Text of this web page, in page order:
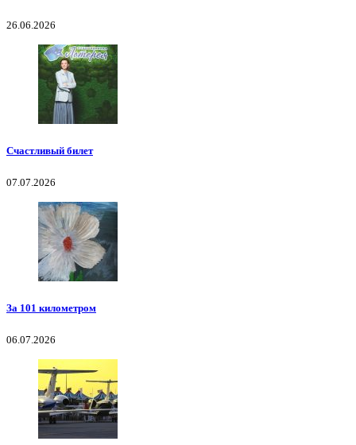
26.06.2026
Счастливый билет
07.07.2026
За 101 километром
06.07.2026